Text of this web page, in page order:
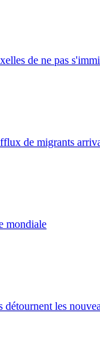
de ne pas
de migrants
mondiale
détournent les